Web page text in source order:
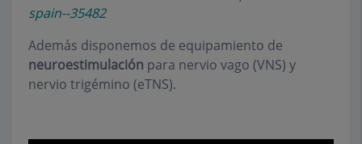
spain--35482
Además disponemos de equipamiento de
neuroestimulación para nervio vago (VNS) y
nervio trigémino (eTNS).